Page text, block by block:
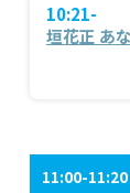
10:21-
垣花正 あ
11:00-11:20